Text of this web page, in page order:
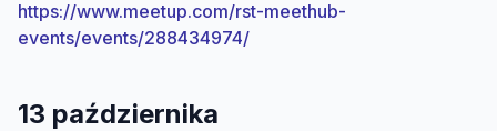
https://www.meetup.com/rst-meethub-
events/events/288434974/
13 października